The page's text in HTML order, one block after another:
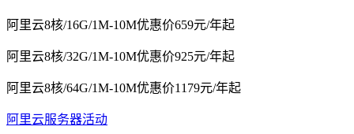
阿里云8核/16G/1M-10M优惠价659元/年起
阿里云8核/32G/1M-10M优惠价925元/年起
阿里云8核/64G/1M-10M优惠价1179元/年起
阿里云服务器活动